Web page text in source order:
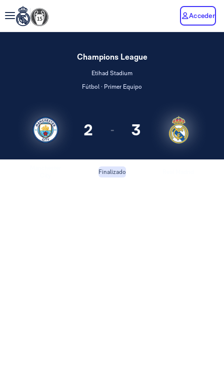
Acceder
Champions League
Etihad Stadium
Fútbol · Primer Equipo
2 - 3
Finalizado